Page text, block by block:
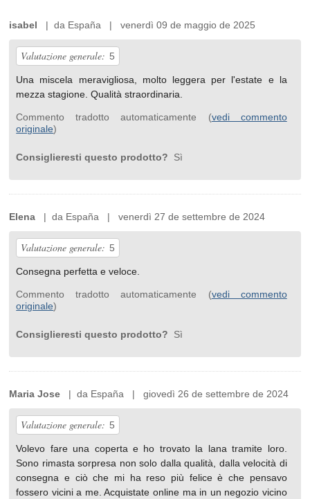
isabel | da España | venerdì 09 de maggio de 2025
Valutazione generale: 5
Una miscela meravigliosa, molto leggera per l'estate e la
mezza stagione. Qualità straordinaria.
Commento tradotto automaticamente (vedi commento
originale)
Consiglieresti questo prodotto? Sì
Elena | da España | venerdì 27 de settembre de 2024
Valutazione generale: 5
Consegna perfetta e veloce.
Commento tradotto automaticamente (vedi commento
originale)
Consiglieresti questo prodotto? Sì
Maria Jose | da España | giovedì 26 de settembre de 2024
Valutazione generale: 5
Volevo fare una coperta e ho trovato la lana tramite loro.
Sono rimasta sorpresa non solo dalla qualità, dalla velocità di
consegna e ciò che mi ha reso più felice è che pensavo
fossero vicini a me. Acquistate online ma in un negozio vicino